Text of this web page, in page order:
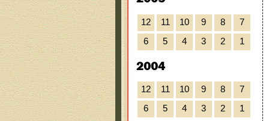
12 11 10 9 8
7
6
5 4 3 2 1
2004
12 11 10 9 8
7
6
5 4 3 2 1